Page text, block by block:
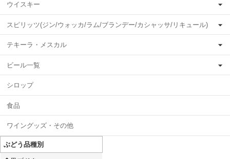
ウイスキー
スピリッツ(ジン/ウォッカ/ラム/ブランデー/カシャッサ/リキュール)
テキーラ・メスカル
ビール一覧
シロップ
食品
ワイングッズ・その他
ぶどう品種別